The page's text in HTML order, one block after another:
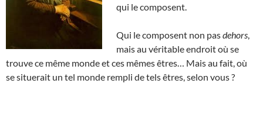
qui le composent.
Qui le composent non pasdehors
mais au véritable endroit où se
trouve ce même monde et ces mêmes êtres… Mais au fait, où
se situerait un tel monde rempli de tels êtres, selon vous ?